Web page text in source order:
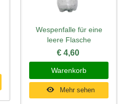
Wespenfalle für eine
leere Flasche
€ 4,60
Warenkorb
Mehr sehen